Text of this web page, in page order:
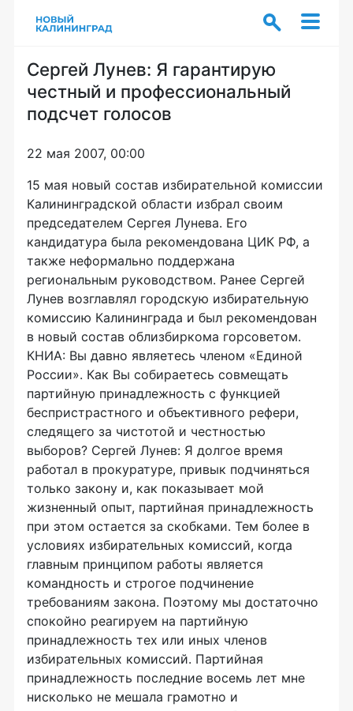
Сергей Лунев: Я гарантирую
честный и профессиональный
подсчет голосов
22 мая 2007, 00:00
15 мая новый состав избирательной комиссии
Калининградской области избрал своим
председателем Сергея Лунева. Его
кандидатура была рекомендована ЦИК РФ, а
также неформально поддержана
региональным руководством. Ранее Сергей
Лунев возглавлял городскую избирательную
комиссию Калининграда и был рекомендован
в новый состав облизбиркома горсоветом.
КНИА: Вы давно являетесь членом «Единой
России». Как Вы собираетесь совмещать
партийную принадлежность с функцией
беспристрастного и объективного рефери,
следящего за чистотой и честностью
выборов? Сергей Лунев: Я долгое время
работал в прокуратуре, привык подчиняться
только закону и, как показывает мой
жизненный опыт, партийная принадлежность
при этом остается за скобками. Тем более в
условиях избирательных комиссий, когда
главным принципом работы является
командность и строгое подчинение
требованиям закона. Поэтому мы достаточно
спокойно реагируем на партийную
принадлежность тех или иных членов
избирательных комиссий. Партийная
принадлежность последние восемь лет мне
нисколько не мешала грамотно и